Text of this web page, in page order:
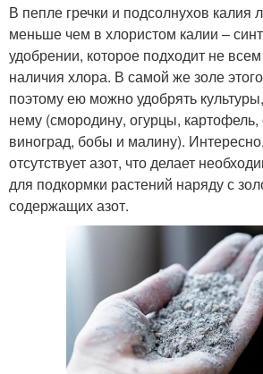
В пепле гречки и подсолнухов калия
меньше чем в хлористом калии –
удобрении, которое подходит не
наличия хлора. В самой же золе
поэтому ею можно удобрять
нему (смородину, огурцы, картофель,
виноград, бобы и малину).
отсутствует азот, что делает
для подкормки растений наряду с
содержащих азот.